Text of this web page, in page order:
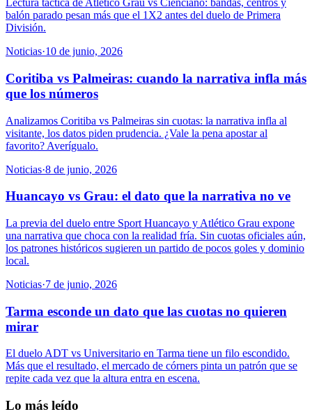
Lectura táctica de Atlético Grau vs Cienciano: bandas, centros y
balón parado pesan más que el 1X2 antes del duelo de Primera
División.
Noticias·10 de junio, 2026
Coritiba vs Palmeiras: cuando la narrativa infla más
que los números
Analizamos Coritiba vs Palmeiras sin cuotas: la narrativa infla al
visitante, los datos piden prudencia. ¿Vale la pena apostar al
favorito? Averígualo.
Noticias·8 de junio, 2026
Huancayo vs Grau: el dato que la narrativa no ve
La previa del duelo entre Sport Huancayo y Atlético Grau expone
una narrativa que choca con la realidad fría. Sin cuotas oficiales aún,
los patrones históricos sugieren un partido de pocos goles y dominio
local.
Noticias·7 de junio, 2026
Tarma esconde un dato que las cuotas no quieren
mirar
El duelo ADT vs Universitario en Tarma tiene un filo escondido.
Más que el resultado, el mercado de córners pinta un patrón que se
repite cada vez que la altura entra en escena.
Lo más leído